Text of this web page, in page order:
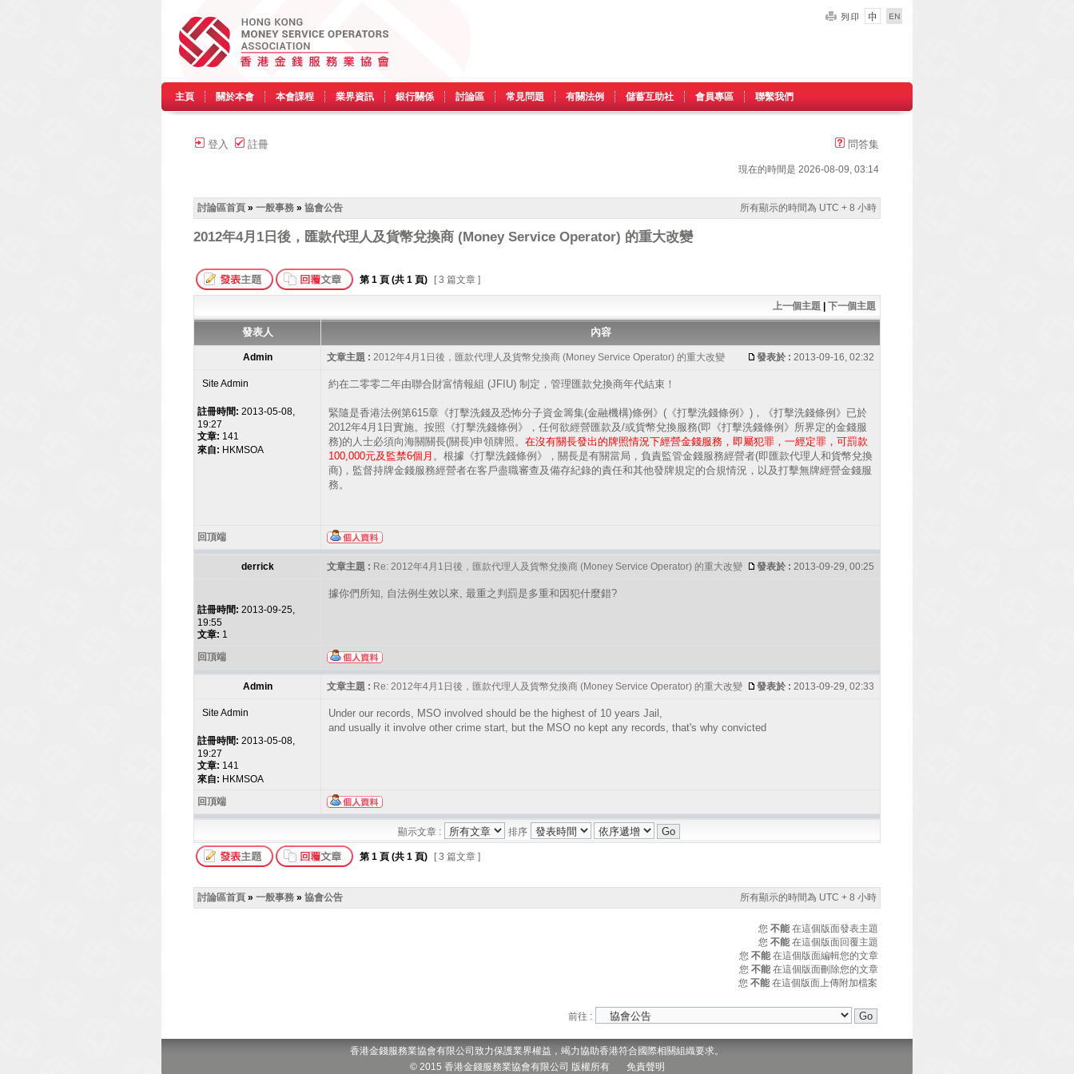
主頁 關於本會 本會課程 業界資訊 銀行關係 討論區 常見問題 有關法例 儲蓄互助社 會員專區 聯繫我們
登入 註冊 問答集
現在的時間是 2026-08-09, 03:14
討論區首頁 » 一般事務 » 協會公告 所有顯示的時間為 UTC + 8 小時
2012年4月1日後，匯款代理人及貨幣兌換商 (Money Service Operator) 的重大改變
第 1 頁 (共 1 頁) [ 3 篇文章 ]
上一個主題 下一個主題
發表人 內容
Admin 文章主題 : 2012年4月1日後，匯款代理人及貨幣兌換商 (Money Service Operator) 的重大改變 發表於 : 2013-09-16, 02:32
Site Admin
註冊時間: 2013-05-08,
19:27
文章: 141
來自: HKMSOA
約在二零零二年由聯合財富情報組 (JFIU) 制定，管理匯款兌換商年代結束！
緊隨是香港法例第615章《打擊洗錢及恐怖分子資金籌集(金融機構)條例》(《打擊洗錢條例》)，《打擊洗錢條例》已於
2012年4月1日實施。按照《打擊洗錢條例》，任何欲經營匯款及/或貨幣兌換服務(即《打擊洗錢條例》所界定的金錢服
務)的人士必須向海關關長(關長)申領牌照。 在沒有關長發出的牌照情況下經營金錢服務，即屬犯罪，一經定罪，可罰款
100,000元及監禁6個月 。根據《打擊洗錢條例》，關長是有關當局，負責監管金錢服務經營者(即匯款代理人和貨幣兌換
商)，監督持牌金錢服務經營者在客戶盡職審查及備存紀錄的責任和其他發牌規定的合規情況，以及打擊無牌經營金錢服
務。
回頂端
derrick 文章主題 : Re: 2012年4月1日後，匯款代理人及貨幣兌換商 (Money Service Operator) 的重大改變 發表於 : 2013-09-29, 00:25
註冊時間: 2013-09-25,
19:55
文章: 1
據你們所知, 自法例生效以來, 最重之判罰是多重和因犯什麼錯?
回頂端
Admin 文章主題 : Re: 2012年4月1日後，匯款代理人及貨幣兌換商 (Money Service Operator) 的重大改變 發表於 : 2013-09-29, 02:33
Site Admin
註冊時間: 2013-05-08,
19:27
文章: 141
來自: HKMSOA
Under our records, MSO involved should be the highest of 10 years Jail,
and usually it involve other crime start, but the MSO no kept any records, that's why convicted
回頂端
顯示文章 : 排序
第 1 頁 (共 1 頁) [ 3 篇文章 ]
討論區首頁 » 一般事務 » 協會公告 所有顯示的時間為 UTC + 8 小時
您 不能 在這個版面發表主題
您 不能 在這個版面回覆主題
您 不能 在這個版面編輯您的文章
您 不能 在這個版面刪除您的文章
您 不能 在這個版面上傳附加檔案
前往 :
香港金錢服務業協會有限公司致力保護業界權益，竭力協助香港符合國際相關組織要求。
© 2015 香港金錢服務業協會有限公司 版權所有 免責聲明